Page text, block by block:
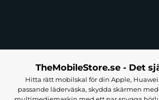
TheMobileStore.se - Det
Hitta rätt mobilskal för din Apple,
passande läderväska, skydda skärmen